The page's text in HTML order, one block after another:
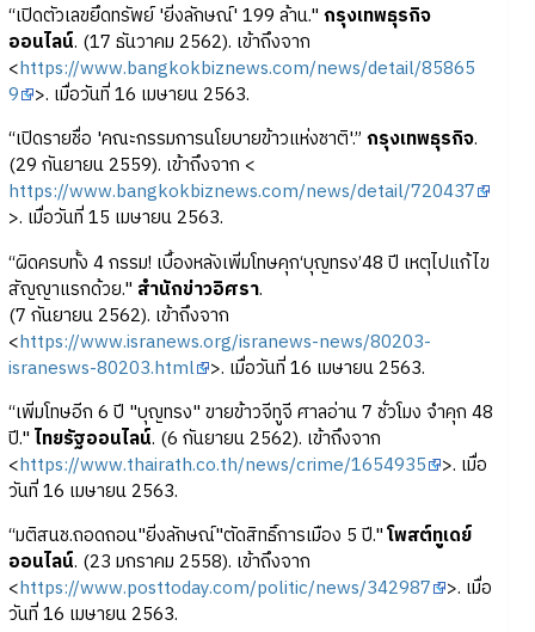
“เปิดตัวเลขยึดทรัพย์ 'ยิ่งลักษณ์' 199 ล้าน." กรุงเทพธุรกิจ
ออนไลน์. (17 ธันวาคม 2562). เข้าถึงจาก
<https://www.bangkokbiznews.com/news/detail/85865
9 >. เมื่อวันที่ 16 เมษายน 2563.
“เปิดรายชื่อ 'คณะกรรมการนโยบายข้าวแห่งชาติ'.” กรุงเทพธุรกิจ.
(29 กันยายน 2559). เข้าถึงจาก <
https://www.bangkokbiznews.com/news/detail/720437
>. เมื่อวันที่ 15 เมษายน 2563.
“ผิดครบทั้ง 4 กรรม! เบื้องหลังเพิ่มโทษคุก‘บุญทรง’48 ปี เหตุไปแก้ไข
สัญญาแรกด้วย." สำนักข่าวอิศรา.
(7 กันยายน 2562). เข้าถึงจาก
<https://www.isranews.org/isranews-news/80203-
isranesws-80203.html >. เมื่อวันที่ 16 เมษายน 2563.
“เพิ่มโทษอีก 6 ปี "บุญทรง" ขายข้าวจีทูจี ศาลอ่าน 7 ชั่วโมง จำคุก 48
ปี." ไทยรัฐออนไลน์. (6 กันยายน 2562). เข้าถึงจาก
<https://www.thairath.co.th/news/crime/1654935 >. เมื่อ
วันที่ 16 เมษายน 2563.
“มติสนช.ถอดถอน"ยิ่งลักษณ์"ตัดสิทธิ์การเมือง 5 ปี."โพสต์ทูเดย์
ออนไลน์. (23 มกราคม 2558). เข้าถึงจาก
<https://www.posttoday.com/politic/news/342987 >. เมื่อ
วันที่ 16 เมษายน 2563.